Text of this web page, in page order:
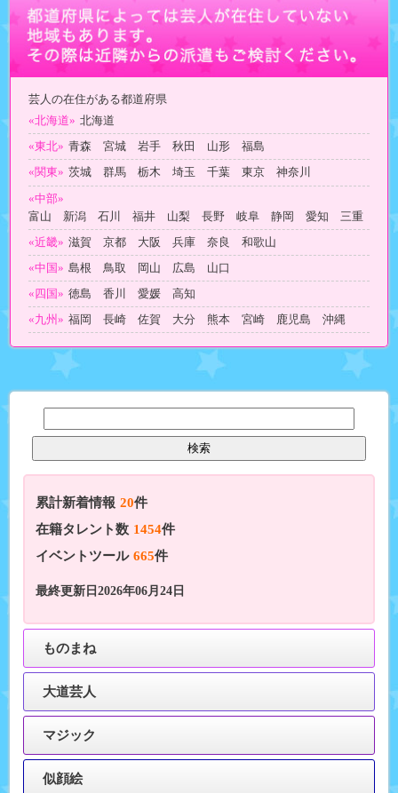
芸人の在住がある都道府県
«北海道» 北海道
«東北» 青森 宮城 岩手 秋田 山形 福島
«関東» 茨城 群馬 栃木 埼玉 千葉 東京 神奈川
«中部»
富山 新潟 石川 福井 山梨 長野 岐阜 静岡 愛知 三重
«近畿» 滋賀 京都 大阪 兵庫 奈良 和歌山
«中国» 島根 鳥取 岡山 広島 山口
«四国» 徳島 香川 愛媛 高知
«九州» 福岡 長崎 佐賀 大分 熊本 宮崎 鹿児島 沖縄
累計新着情報 20件
在籍タレント数 1454件
イベントツール 665件
最終更新日2026年06月24日
ものまね
大道芸人
マジック
似顔絵